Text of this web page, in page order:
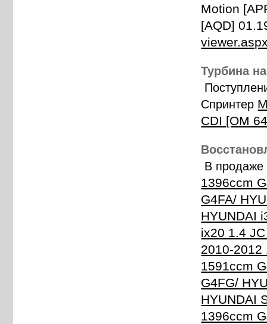
Motion
[AQD]
Турбина
Спринтер
CDI [OM
В продаже
1396ccm
G4FA/
HYUNDAI
ix20 1.4
2010-2012
1591ccm
G4FG/
HYUNDAI
1396ccm